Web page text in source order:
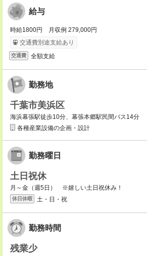
給与
時給1800円 月収例 279,000円
交通費別途支給あり
交通費 全額支給
勤務地
千葉市美浜区
海浜幕張駅徒歩10分、幕張本郷駅民間バス14分
各種産業設備の企画・設計
勤務曜日
土日祝休
月～金（週5日） ※嬉しい土日祝休み！
休日休暇 土・日・祝
勤務時間
残業少